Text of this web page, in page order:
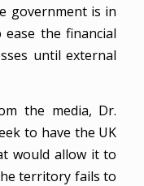
government is in
the financial
until external
the media, Dr.
to have the UK
would allow it to
territory fails to